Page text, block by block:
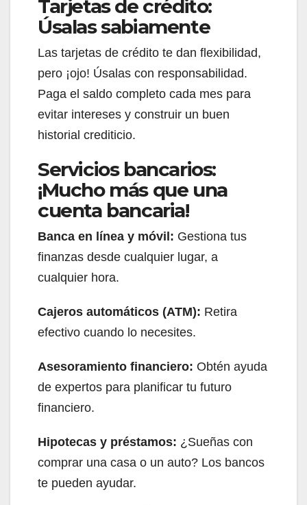
Tarjetas de crédito:
Úsalas sabiamente
Las tarjetas de crédito te dan flexibilidad,
pero ¡ojo! Úsalas con responsabilidad.
Paga el saldo completo cada mes para
evitar intereses y construir un buen
historial crediticio.
Servicios bancarios:
¡Mucho más que una
cuenta bancaria!
Banca en línea y móvil: Gestiona tus
finanzas desde cualquier lugar, a
cualquier hora.
Cajeros automáticos (ATM): Retira
efectivo cuando lo necesites.
Asesoramiento financiero: Obtén ayuda
de expertos para planificar tu futuro
financiero.
Hipotecas y préstamos: ¿Sueñas con
comprar una casa o un auto? Los bancos
te pueden ayudar.